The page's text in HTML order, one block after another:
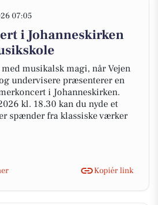
07:05
i Johanneskirken
musikalsk magi, når Vejen
undervisere præsenterer en
i Johanneskirken.
kl. 18.30 kan du nyde et
spænder fra klassiske værker
Kopiér link